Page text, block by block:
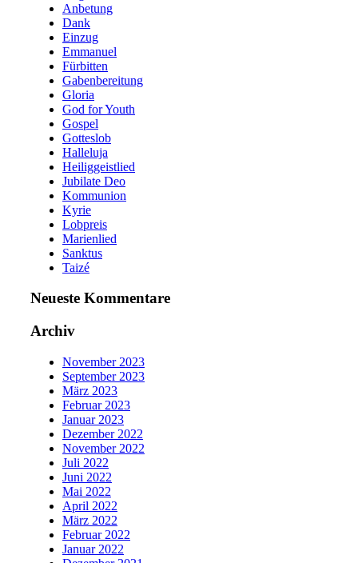
Anbetung
Dank
Einzug
Emmanuel
Fürbitten
Gabenbereitung
Gloria
God for Youth
Gospel
Gotteslob
Halleluja
Heiliggeistlied
Jubilate Deo
Kommunion
Kyrie
Lobpreis
Marienlied
Sanktus
Taizé
Neueste Kommentare
Archiv
November 2023
September 2023
März 2023
Februar 2023
Januar 2023
Dezember 2022
November 2022
Juli 2022
Juni 2022
Mai 2022
April 2022
März 2022
Februar 2022
Januar 2022